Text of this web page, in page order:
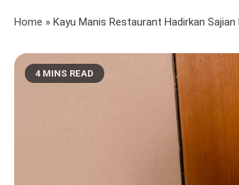
Home » Kayu Manis Restaurant Hadirkan
4 MINS READ